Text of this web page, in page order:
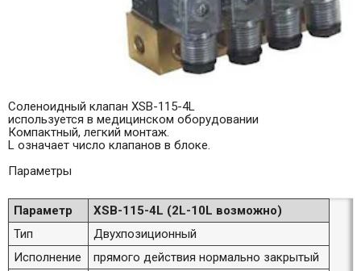
Соленоидный клапан XSB-115-4L
используется в медицинском оборудовании
Компактный, легкий монтаж.
L означает число клапанов в блоке.
Параметры
Параметр
XSB-115-4L (2L-10L возможно)
Тип
Двухпозиционный
Исполнение
прямого действия нормально закрытый